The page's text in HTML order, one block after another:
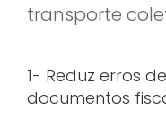
transporte
1- Reduz erros
documentos